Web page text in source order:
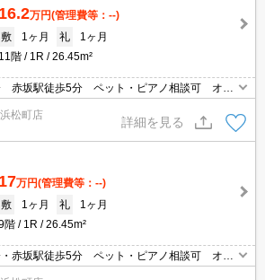
16.2万円(管理費等：--)
敷
1ヶ月 礼
1ヶ月
11階
1R 26.45m²
赤坂駅徒歩5分 ペット・ピアノ相談可 オー
追焚 独立洗面台
松町店
詳細を見る
17万円(管理費等：--)
敷
1ヶ月 礼
1ヶ月
階
1R 26.45m²
・赤坂駅徒歩5分 ペット・ピアノ相談可 オー
追焚 独立洗面台